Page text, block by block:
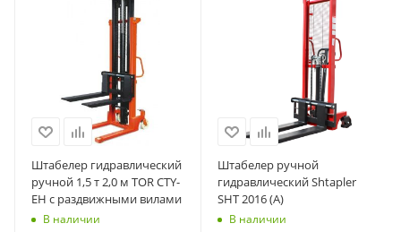
Штабелер гидравлический
ручной 1,5 т 2,0 м TOR CTY-
EH с раздвижными вилами
В наличии
Штабелер ручной
гидравлический Shtapler
SHT 2016 (A)
В наличии